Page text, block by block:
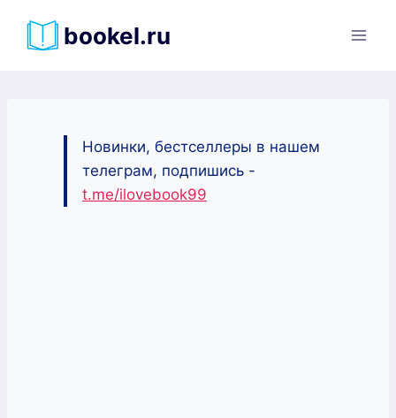
bookel.ru
Новинки, бестселлеры в нашем
телеграм, подпишись -
t.me/ilovebook99